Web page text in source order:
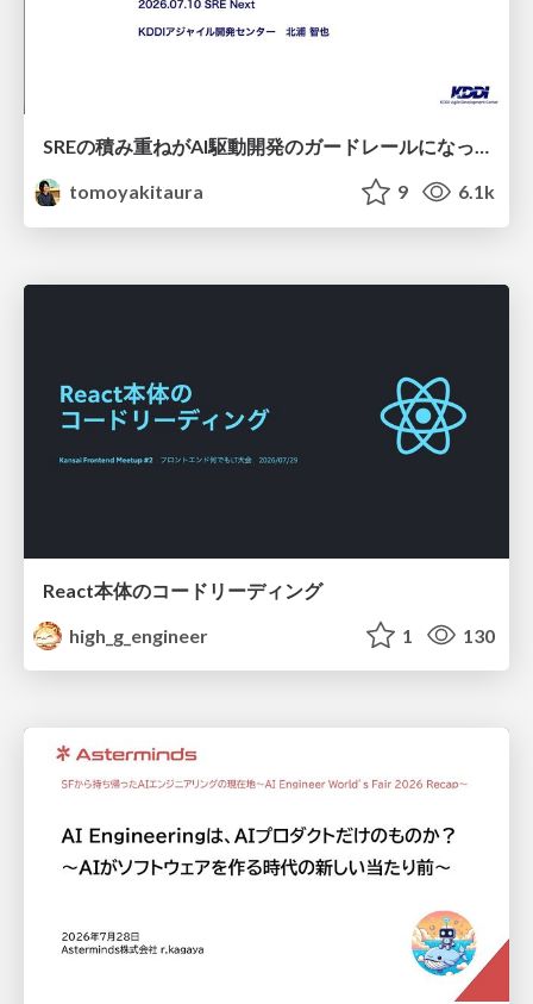
SREの積み重ねがAI駆動開発のガードレールになった ― 7つの実践/SRE Guardrails The 7
tomoyakitaura
9 6.1k
React本体のコードリーディング
high_g_engineer
1 130